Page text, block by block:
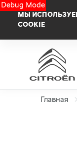
Debug Mode
МЫ
COOKIE
Главная